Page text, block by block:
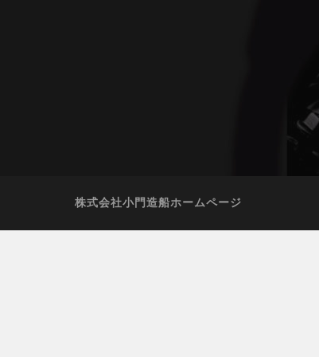
株式会社小門造船ホームページ